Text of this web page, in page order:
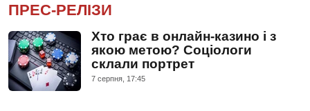
ПРЕС-РЕЛІЗИ
Хто грає в онлайн-казино і з
якою метою? Соціологи
склали портрет
7 серпня, 17:45